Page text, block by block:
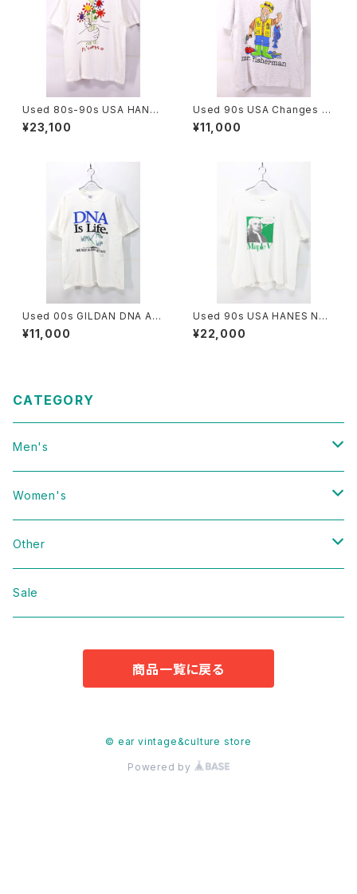
Used 80s-90s USA HANES
PICASSO The Bouquet Art
Graphic T-Shirt Size L 古着
¥23,100
Used 90s USA Changes Ji
m Benton Mr Fisherman Po
p Art Graphic T-Shirt Size
¥11,000
Used 00s GILDAN DNA Art
Graphic T-Shirt Size L 古着
¥11,000
Used 90s USA HANES New
ton Tech Pop Art Graphic T
-Shirt Size XL 古着
¥22,000
CATEGORY
Men's
Vintage
Domestic
Jacket
Women's
Vintage
Domestic
Other
bag
Accessories
Sale
商品一覧に戻る
© ear vintage&culture store
Powered by